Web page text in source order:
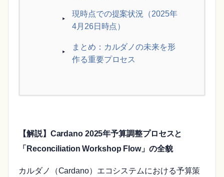
現時点での提案状況（2025年
4月26日時点）
まとめ：カルダノの未来を形
作る重要プロセス
【解説】Cardano 2025年予算調整プロセスと
「Reconciliation Workshop Flow」の全貌
カルダノ（Cardano）エコシステムにおける予算策